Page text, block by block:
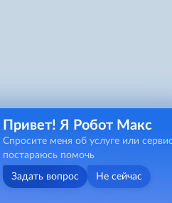
Привет! Я Робот Макс
Спросите меня об услуге или
постараюсь помочь
Задать вопрос Не сейчас